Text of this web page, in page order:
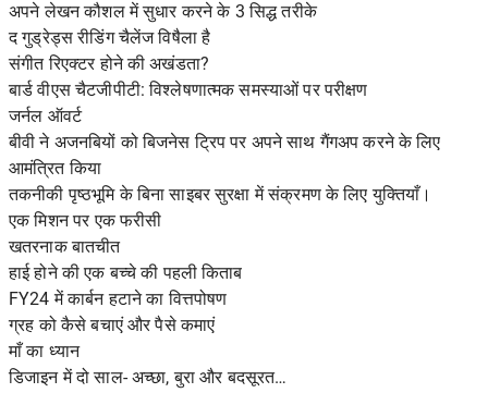
अपने लेखन कौशल में सुधार करने के 3 सिद्ध तरीके
द गुड्रेड्स रीडिंग चैलेंज विषैला है
संगीत रिएक्टर होने की अखंडता?
बार्ड वीएस चैटजीपीटी: विश्लेषणात्मक समस्याओं पर परीक्षण
जर्नल ऑवर्ट
बीवी ने अजनबियों को बिजनेस ट्रिप पर अपने साथ गैंगअप करने के लिए
आमंत्रित किया
तकनीकी पृष्ठभूमि के बिना साइबर सुरक्षा में संक्रमण के लिए युक्तियाँ।
एक मिशन पर एक फरीसी
खतरनाक बातचीत
हाई होने की एक बच्चे की पहली किताब
FY24 में कार्बन हटाने का वित्तपोषण
ग्रह को कैसे बचाएं और पैसे कमाएं
माँ का ध्यान
डिजाइन में दो साल- अच्छा, बुरा और बदसूरत…